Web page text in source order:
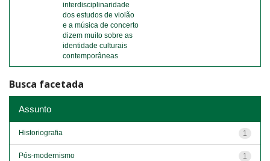
interdisciplinaridade
dos estudos de violão
e a música de concerto
dizem muito sobre as
identidade culturais
contemporâneas
Busca facetada
Assunto
1
Historiografia
1
Pós-modernismo